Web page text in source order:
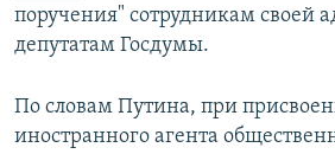
поручения" сотрудникам своей
депутатам Госдумы.
По словам Путина, при
иностранного агента